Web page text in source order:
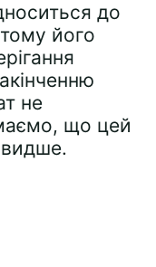
до
його
не
що цей